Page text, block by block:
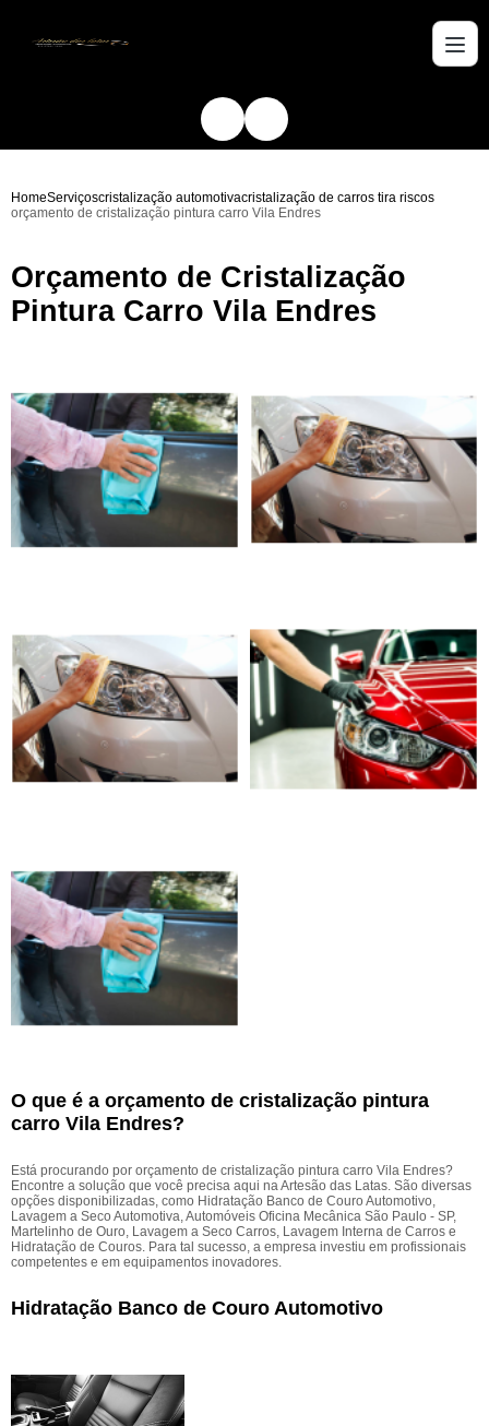
HomeServiçoscristalização automotivacristalização de carros tira riscos
orçamento de cristalização pintura carro Vila Endres
Orçamento de Cristalização
Pintura Carro Vila Endres
O que é a orçamento de cristalização pintura
carro Vila Endres?
Está procurando por orçamento de cristalização pintura carro Vila Endres?
Encontre a solução que você precisa aqui na Artesão das Latas. São diversas
opções disponibilizadas, como Hidratação Banco de Couro Automotivo,
Lavagem a Seco Automotiva, Automóveis Oficina Mecânica São Paulo - SP,
Martelinho de Ouro, Lavagem a Seco Carros, Lavagem Interna de Carros e
Hidratação de Couros. Para tal sucesso, a empresa investiu em profissionais
competentes e em equipamentos inovadores.
Hidratação Banco de Couro Automotivo